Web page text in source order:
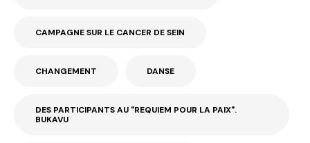
CAMPAGNE SUR LE CANCER DE SEIN
CHANGEMENT DANSE
DES PARTICIPANTS AU "REQUIEM POUR LA PAIX".
BUKAVU